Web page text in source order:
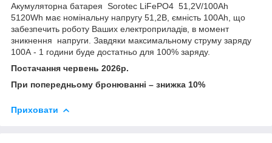
Акумуляторна батарея Sorotec LiFePO4 51,2V/100Ah
5120Wh має номінальну напругу 51,2В, ємність 100Ah, що
забезпечить роботу Ваших електроприладів, в момент
зникнення напруги. Завдяки максимальному струму заряду
100А - 1 години буде достатньо для 100% заряду.
Постачання червень 2026р.
При попередньому бронюванні – знижка 10%
Приховати